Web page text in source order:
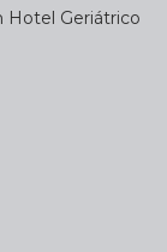
Hotel Geriátrico